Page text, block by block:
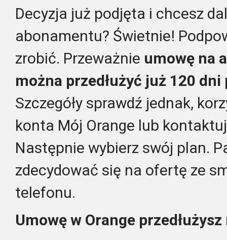
Decyzja już podjęta i chcesz
abonamentu? Świetnie!
zrobić. Przeważnie umowę na
można przedłużyć już 120
Szczegóły sprawdź jednak,
konta Mój Orange lub
Następnie wybierz swój plan.
zdecydować się na ofertę ze
telefonu.
Umowę w Orange